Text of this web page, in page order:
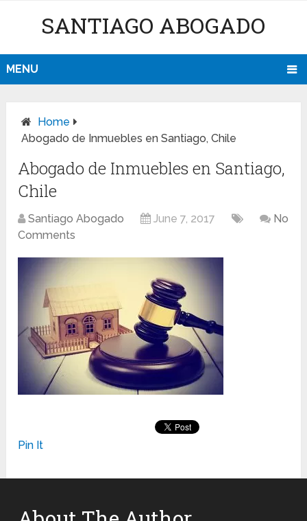
SANTIAGO ABOGADO
MENU
Home
Abogado de Inmuebles en Santiago, Chile
Abogado de Inmuebles en Santiago,
Chile
Santiago Abogado June 7, 2017
No
Comments
Pin It